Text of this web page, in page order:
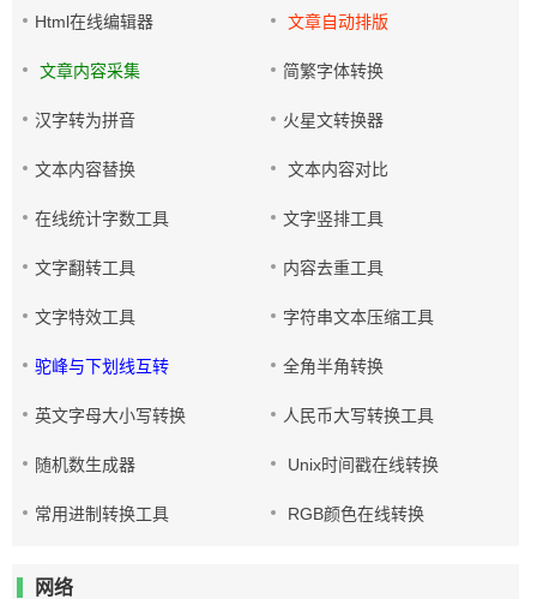
Html在线编辑器 文章自动排版
文章内容采集 简繁字体转换
汉字转为拼音 火星文转换器
文本内容替换 文本内容对比
在线统计字数工具 文字竖排工具
文字翻转工具 内容去重工具
文字特效工具 字符串文本压缩工具
驼峰与下划线互转 全角半角转换
英文字母大小写转换 人民币大写转换工具
随机数生成器 Unix时间戳在线转换
常用进制转换工具 RGB颜色在线转换
网络